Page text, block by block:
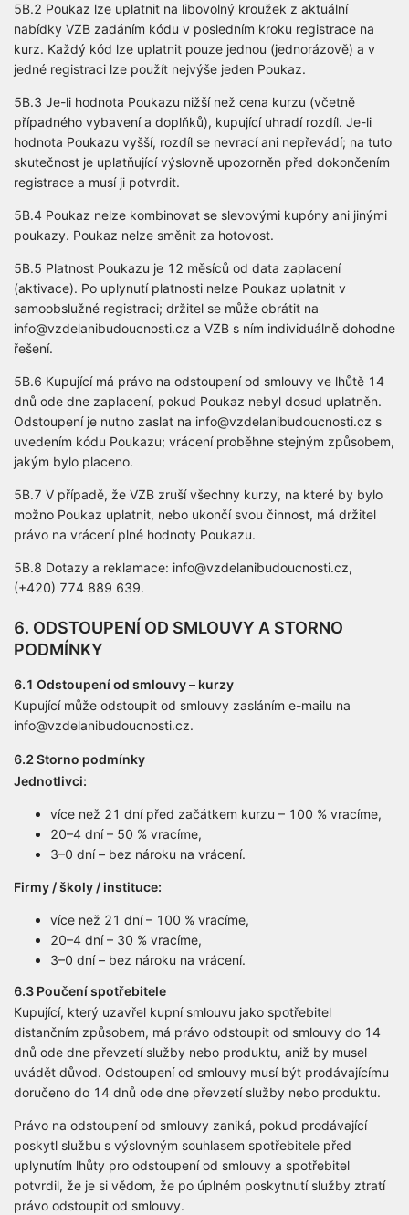
5B.2 Poukaz lze uplatnit na libovolný kroužek z aktuální
nabídky VZB zadáním kódu v posledním kroku registrace na
kurz. Každý kód lze uplatnit pouze jednou (jednorázově) a v
jedné registraci lze použít nejvýše jeden Poukaz.
5B.3 Je-li hodnota Poukazu nižší než cena kurzu (včetně
případného vybavení a doplňků), kupující uhradí rozdíl. Je-li
hodnota Poukazu vyšší, rozdíl se nevrací ani nepřevádí; na tuto
skutečnost je uplatňující výslovně upozorněn před dokončením
registrace a musí ji potvrdit.
5B.4 Poukaz nelze kombinovat se slevovými kupóny ani jinými
poukazy. Poukaz nelze směnit za hotovost.
5B.5 Platnost Poukazu je 12 měsíců od data zaplacení
(aktivace). Po uplynutí platnosti nelze Poukaz uplatnit v
samoobslužné registraci; držitel se může obrátit na
info@vzdelanibudoucnosti.cz a VZB s ním individuálně dohodne
řešení.
5B.6 Kupující má právo na odstoupení od smlouvy ve lhůtě 14
dnů ode dne zaplacení, pokud Poukaz nebyl dosud uplatněn.
Odstoupení je nutno zaslat na info@vzdelanibudoucnosti.cz s
uvedením kódu Poukazu; vrácení proběhne stejným způsobem,
jakým bylo placeno.
5B.7 V případě, že VZB zruší všechny kurzy, na které by bylo
možno Poukaz uplatnit, nebo ukončí svou činnost, má držitel
právo na vrácení plné hodnoty Poukazu.
5B.8 Dotazy a reklamace: info@vzdelanibudoucnosti.cz,
(+420) 774 889 639.
6. ODSTOUPENÍ OD SMLOUVY A STORNO
PODMÍNKY
6.1 Odstoupení od smlouvy – kurzy
Kupující může odstoupit od smlouvy zasláním e-mailu na
info@vzdelanibudoucnosti.cz.
6.2 Storno podmínky
Jednotlivci:
více než 21 dní před začátkem kurzu – 100 % vracíme,
20–4 dní – 50 % vracíme,
3–0 dní – bez nároku na vrácení.
Firmy / školy / instituce:
více než 21 dní – 100 % vracíme,
20–4 dní – 30 % vracíme,
3–0 dní – bez nároku na vrácení.
6.3 Poučení spotřebitele
Kupující, který uzavřel kupní smlouvu jako spotřebitel
distančním způsobem, má právo odstoupit od smlouvy do 14
dnů ode dne převzetí služby nebo produktu, aniž by musel
uvádět důvod. Odstoupení od smlouvy musí být prodávajícímu
doručeno do 14 dnů ode dne převzetí služby nebo produktu.
Právo na odstoupení od smlouvy zaniká, pokud prodávající
poskytl službu s výslovným souhlasem spotřebitele před
uplynutím lhůty pro odstoupení od smlouvy a spotřebitel
potvrdil, že je si vědom, že po úplném poskytnutí služby ztratí
právo odstoupit od smlouvy.